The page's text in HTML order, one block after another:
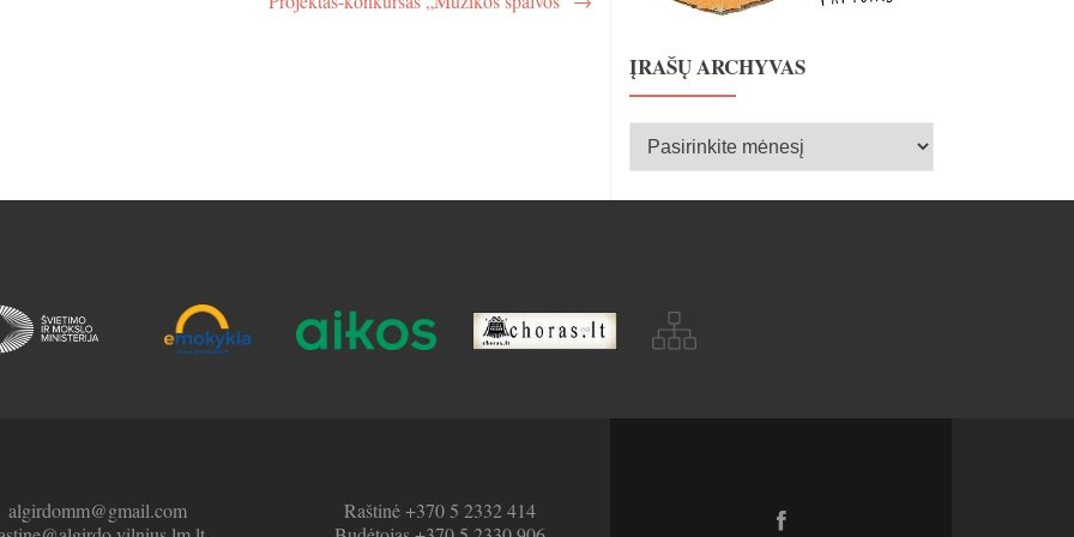
ĮRAŠŲ ARCHYVAS
Įrašų
algirdomm@gmail.com
Raštinė +370 5 2332 414
Facebook